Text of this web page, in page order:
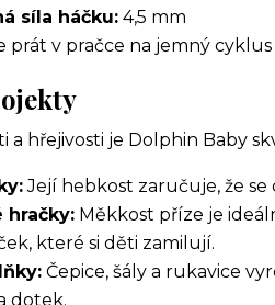
síla háčku: 4,5 mm
prát v pračce na jemný
a hřejivosti je Dolphin Baby
Její hebkost zaručuje, že
hračky: Měkkost příze je
které si děti zamilují.
Čepice, šály a rukavice
dotek.